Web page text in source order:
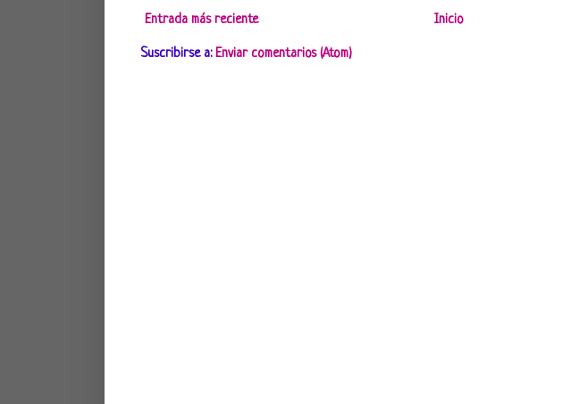
Entrada más reciente Inicio
Suscribirse a:Enviar comentarios (Atom)